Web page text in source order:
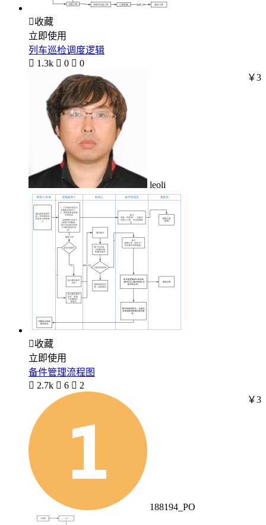
收藏
立即使用
列车巡检调度逻辑
 1.3k  0  0
leoli
￥3
收藏
立即使用
备件管理流程图
 2.7k  6  2
188194_PO
￥3